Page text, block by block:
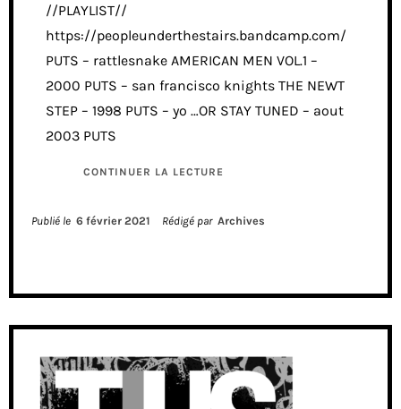
//PLAYLIST//
https://peopleunderthestairs.bandcamp.com/
PUTS – rattlesnake AMERICAN MEN VOL.1 –
2000 PUTS – san francisco knights THE NEWT
STEP – 1998 PUTS – yo …OR STAY TUNED – aout
2003 PUTS
CONTINUER LA LECTURE
Publié le 6 février 2021 Rédigé par Archives